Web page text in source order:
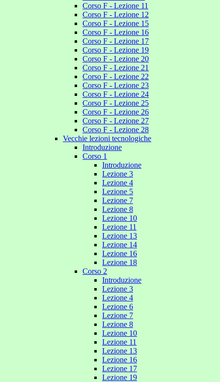
Corso F - Lezione 11
Corso F - Lezione 12
Corso F - Lezione 15
Corso F - Lezione 16
Corso F - Lezione 17
Corso F - Lezione 19
Corso F - Lezione 20
Corso F - Lezione 21
Corso F - Lezione 22
Corso F - Lezione 23
Corso F - Lezione 24
Corso F - Lezione 25
Corso F - Lezione 26
Corso F - Lezione 27
Corso F - Lezione 28
Vecchie lezioni tecnologiche
Introduzione
Corso 1
Introduzione
Lezione 3
Lezione 4
Lezione 5
Lezione 7
Lezione 8
Lezione 10
Lezione 11
Lezione 13
Lezione 14
Lezione 16
Lezione 18
Corso 2
Introduzione
Lezione 3
Lezione 4
Lezione 6
Lezione 7
Lezione 8
Lezione 10
Lezione 11
Lezione 13
Lezione 16
Lezione 17
Lezione 19